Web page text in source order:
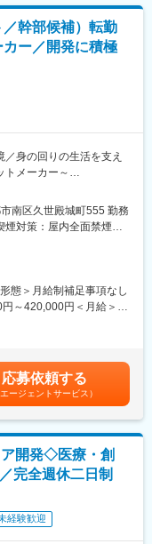
プラスチック射出成形品
ています。
DMAなど
査装置、自動化・省力化
部品、電機、自動車、
定しています。
、社員が働きやすい、
様の提案など上流工程
す。
大手メーカーと取引を
す。
機械や制御、電気など
と専門知識が広がる環
／幹部候補）転勤
ー／開発に積極
身の回りの生活を支え
トメーカー～
レタイジングロボットの
メントも含む）
フ16名で構成されてお
年の経団連「働き方改
具体的な環境変化とし
り、働きやすさに配慮し
駐する等を整備してお
」「社員のあったらい
長く働く事のできる環
、自動車部品等あらゆ
その成形において重要な
南区久世殿城町555 勤務
煙対策：屋内全面禁煙＜
京都府京都市南区久世築
駅受動喫煙対策：屋内
態＞月給制補足事項なし
～420,000円＜月給＞
通りです。月給45万円
円）賃金はあくまでも目
能性があります。月給
応募依頼する
エージェントサービス）
ア開発◇医療・創
完全週休二日制
経験歓迎